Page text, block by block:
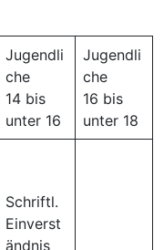
Jugendli
che
14 bis
unter 16
Jugendli
che
16 bis
unter 18
Schriftl.
Einverst
ändnis